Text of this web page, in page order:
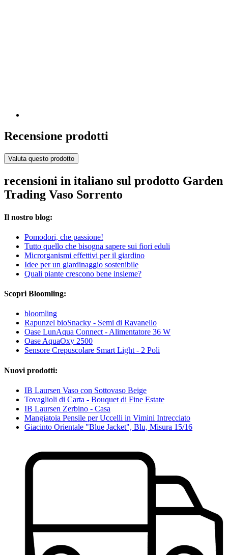
Recensione prodotti
Valuta questo prodotto
recensioni in italiano sul prodotto Garden
Trading Vaso Sorrento
Il nostro blog:
Pomodori, che passione!
Tutto quello che bisogna sapere sui fiori eduli
Microrganismi effettivi per il giardino
Idee per un giardinaggio sostenibile
Quali piante crescono bene insieme?
Scopri Bloomling:
bloomling
Rapunzel bioSnacky - Semi di Ravanello
Oase LunAqua Connect - Alimentatore 36 W
Oase AquaOxy 2500
Sensore Crepuscolare Smart Light - 2 Poli
Nuovi prodotti:
IB Laursen Vaso con Sottovaso Beige
Tovaglioli di Carta - Bouquet di Fine Estate
IB Laursen Zerbino - Casa
Mangiatoia Pensile per Uccelli in Vimini Intrecciato
Giacinto Orientale "Blue Jacket", Blu, Misura 15/16